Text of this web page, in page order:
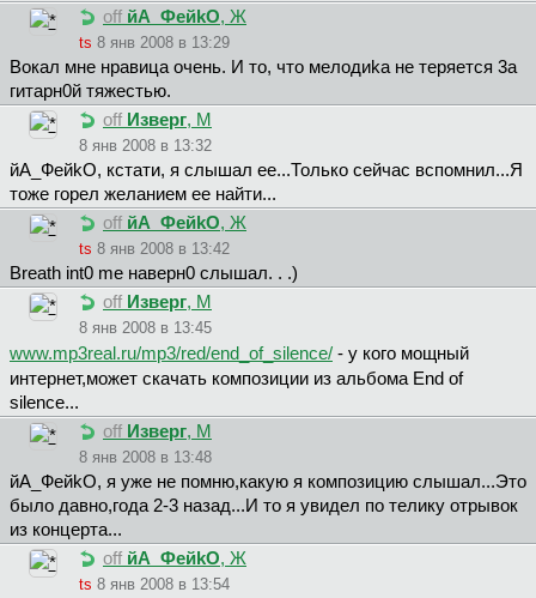
off йA_ФeйkO, Ж
ts 8 янв 2008 в 13:29
Вокал мне нравица очень. И то, что мелодиkа не теряется 3а
гитарн0й тяжестью.
off Изверг, М
8 янв 2008 в 13:32
йA_ФeйkO, кстати, я слышал ее...Только сейчас вспомнил...Я
тоже горел желанием ее найти...
off йA_ФeйkO, Ж
ts 8 янв 2008 в 13:42
Breath int0 me наверн0 слышал. . .)
off Изверг, М
8 янв 2008 в 13:45
www.mp3real.ru/mp3/red/end_of_silence/ - у кого мощный
интернет,может скачать композиции из альбома End of
silence...
off Изверг, М
8 янв 2008 в 13:48
йA_ФeйkO, я уже не помню,какую я композицию слышал...Это
было давно,года 2-3 назад...И то я увидел по телику отрывок
из концерта...
off йA_ФeйkO, Ж
ts 8 янв 2008 в 13:54